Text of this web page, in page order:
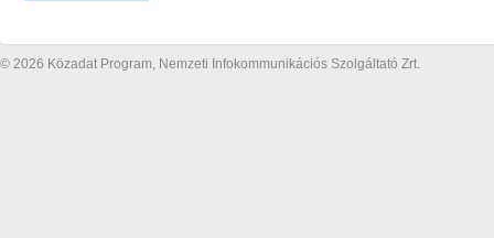
© 2026 Közadat Program, Nemzeti Infokommunikációs Szolgáltató Zrt.